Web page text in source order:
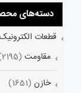
دسته‌های
قطعات الکترونیک
مقاومت (2195)
خازن (1651)